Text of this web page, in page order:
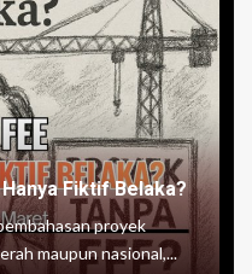
Fiktif Belaka?
proyek
maupun nasional,...